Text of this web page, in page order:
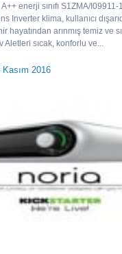
enerji sınıfı S1ZMA/
Inverter klima, kullanıcı
hayatından arınmış temiz ve
Aletleri sıcak, konforlu ve...
Kasım 2016